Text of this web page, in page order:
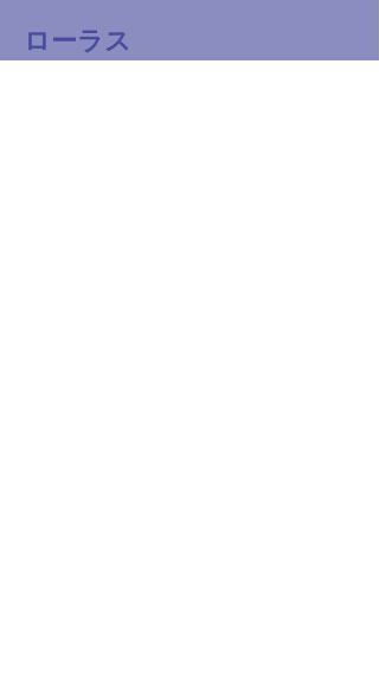
ローラス